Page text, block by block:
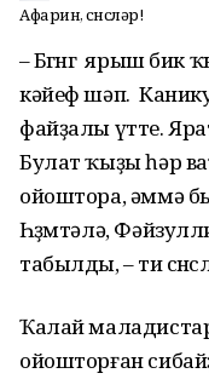
Афарин, өсөнсөләр!
– Бөгөнгө ярыш
кәйеф шәп.
файҙалы үтте.
Булат ҡыҙы һәр
ойоштора, әммә
Һөҙөмтәлә,
табылды, – ти
Ҡалай
ойошторған